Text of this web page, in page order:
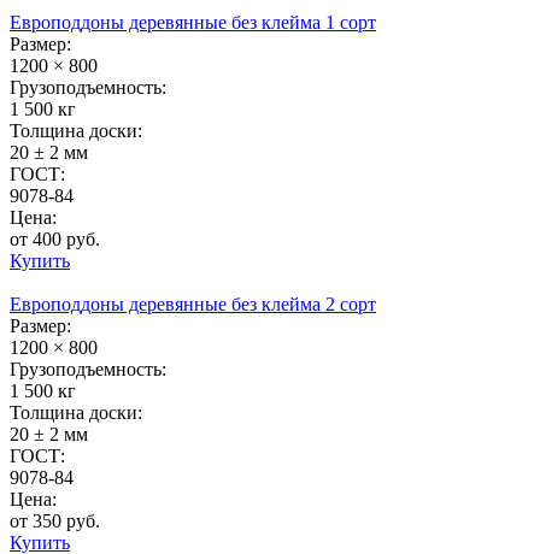
Европоддоны деревянные без клейма 1 сорт
Размер:
1200 × 800
Грузоподъемность:
1 500 кг
Толщина доски:
20 ± 2 мм
ГОСТ:
9078-84
Цена:
от 400 руб.
Купить
Европоддоны деревянные без клейма 2 сорт
Размер:
1200 × 800
Грузоподъемность:
1 500 кг
Толщина доски:
20 ± 2 мм
ГОСТ:
9078-84
Цена:
от 350 руб.
Купить